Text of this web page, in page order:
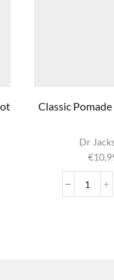
Classic
Dr
€
Classic